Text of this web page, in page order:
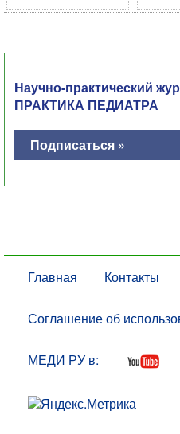
Научно-практический
ПРАКТИКА ПЕДИАТРА
Подписаться »
Главная Контакты
Соглашение об
МЕДИ РУ в: